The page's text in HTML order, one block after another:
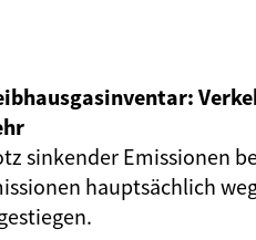
sinkender Emissionen
hauptsächlich